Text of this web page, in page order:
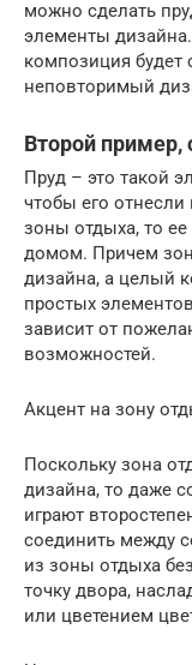
можно сделать
элементы
композиция будет
неповторимый
Второй пример,
Пруд – это такой
чтобы его отнесли
зоны отдыха, то
домом. Причем
дизайна, а целый
простых
зависит от
возможностей.
Акцент на зону
Поскольку зона
дизайна, то даже
играют
соединить между
из зоны отдыха
точку двора,
или цветением